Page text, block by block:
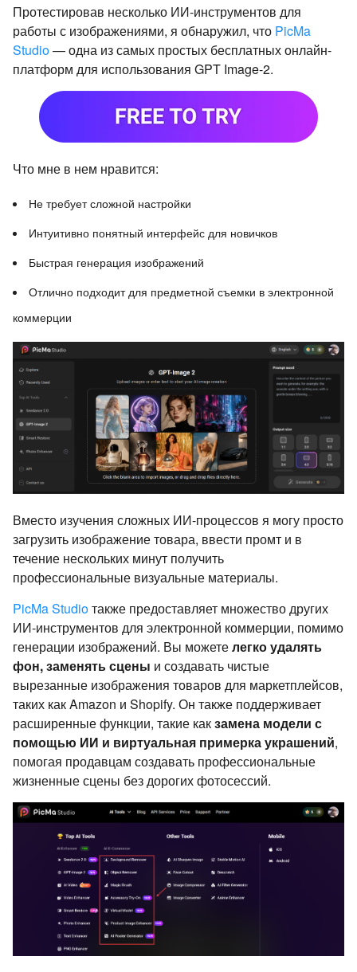
Протестировав несколько ИИ-инструментов для
работы с изображениями, я обнаружил, что PicMa
Studio— одна из самых простых бесплатных онлайн-
платформ для использования GPT Image-2.
Что мне в нем нравится:
Не требует сложной настройки
Интуитивно понятный интерфейс для новичков
Быстрая генерация изображений
Отлично подходит для предметной съемки в электронной
коммерции
Вместо изучения сложных ИИ-процессов я могу просто
загрузить изображение товара, ввести промт и в
течение нескольких минут получить
профессиональные визуальные материалы.
PicMa Studioтакже предоставляет множество других
ИИ-инструментов для электронной коммерции, помимо
генерации изображений. Вы можетелегко удалять
фон, заменять сцены и создавать чистые
вырезанные изображения товаров для маркетплейсов,
таких как Amazon и Shopify. Он также поддерживает
расширенные функции, такие какзамена модели с
помощью ИИ и виртуальная примерка украшений,
помогая продавцам создавать профессиональные
жизненные сцены без дорогих фотосессий.